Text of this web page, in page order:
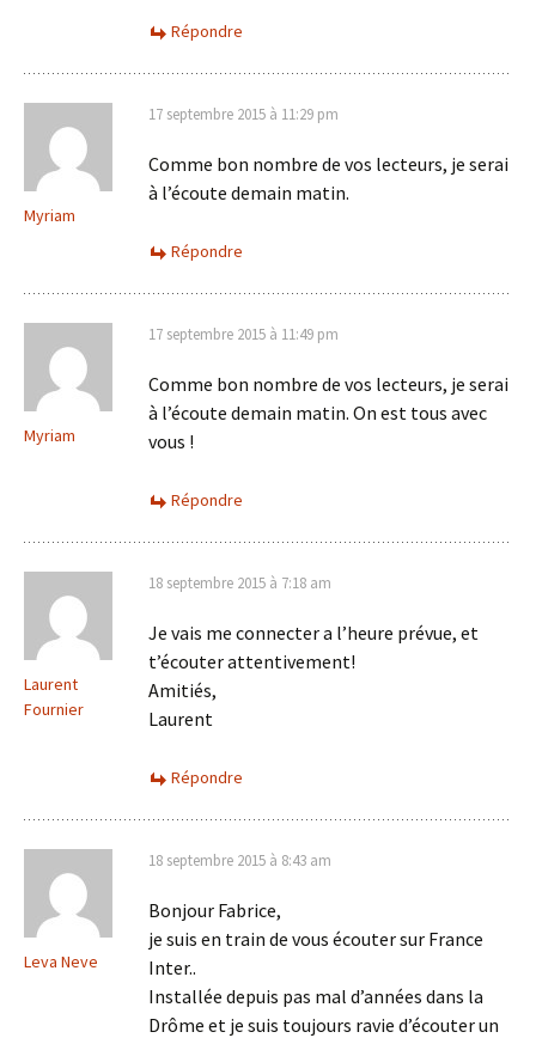
Répondre
Myriam
17 septembre 2015 à 11:29 pm
Comme bon nombre de vos lecteurs, je serai
à l’écoute demain matin.
Répondre
Myriam
17 septembre 2015 à 11:49 pm
Comme bon nombre de vos lecteurs, je serai
à l’écoute demain matin. On est tous avec
vous !
Répondre
Laurent
Fournier
18 septembre 2015 à 7:18 am
Je vais me connecter a l’heure prévue, et
t’écouter attentivement!
Amitiés,
Laurent
Répondre
Leva Neve
18 septembre 2015 à 8:43 am
Bonjour Fabrice,
je suis en train de vous écouter sur France
Inter..
Installée depuis pas mal d’années dans la
Drôme et je suis toujours ravie d’écouter un